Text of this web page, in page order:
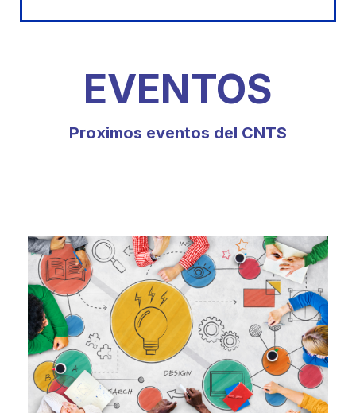
EVENTOS
Proximos eventos del CNTS